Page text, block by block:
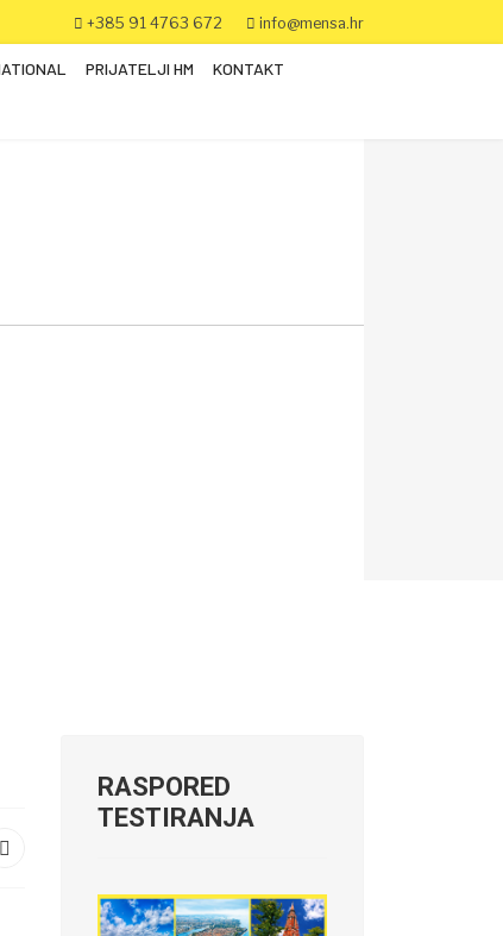
+385 91 4763 672 info@mensa.hr
PRIJATELJI HM KONTAKT
RASPORED
TESTIRANJA